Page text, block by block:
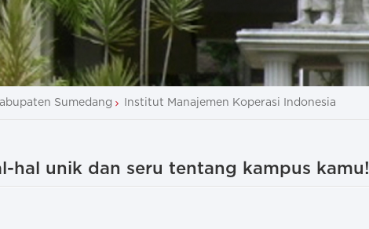
Sumedang Institut Manajemen Koperasi Indonesia
hal unik dan seru tentang kampus kamu!